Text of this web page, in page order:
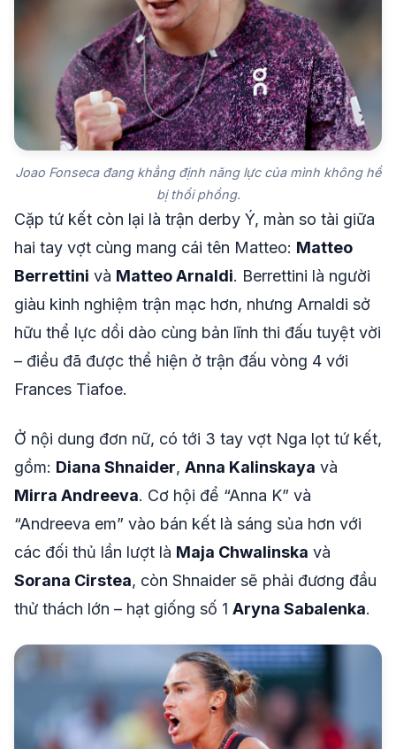
Joao Fonseca đang khẳng định năng lực của mình không hề
bị thổi phồng.
Cặp tứ kết còn lại là trận derby Ý, màn so tài giữa
hai tay vợt cùng mang cái tên Matteo: Matteo
Berrettini và Matteo Arnaldi. Berrettini là người
giàu kinh nghiệm trận mạc hơn, nhưng Arnaldi sở
hữu thể lực dồi dào cùng bản lĩnh thi đấu tuyệt vời
– điều đã được thể hiện ở trận đấu vòng 4 với
Frances Tiafoe.
Ở nội dung đơn nữ, có tới 3 tay vợt Nga lọt tứ kết,
gồm: Diana Shnaider, Anna Kalinskaya và
Mirra Andreeva. Cơ hội để “Anna K” và
“Andreeva em” vào bán kết là sáng sủa hơn với
các đối thủ lần lượt là Maja Chwalinska và
Sorana Cirstea, còn Shnaider sẽ phải đương đầu
thử thách lớn – hạt giống số 1 Aryna Sabalenka.